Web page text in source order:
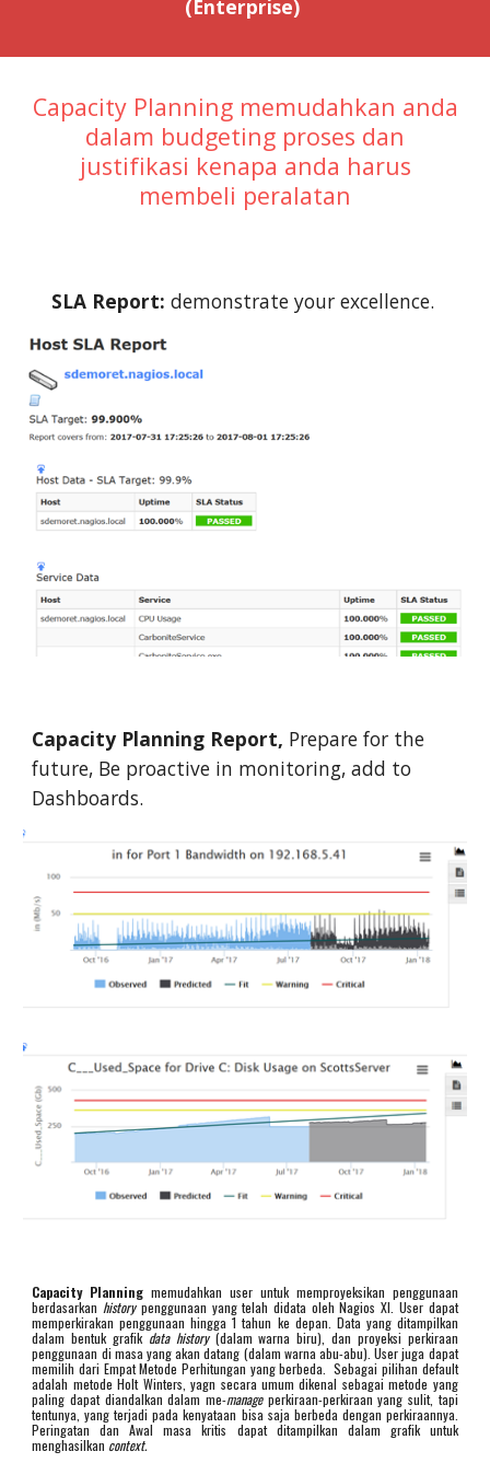
(Enterprise)
Capacity Planning memudahkan anda
dalam budgeting proses dan
justifikasi kenapa anda harus
membeli peralatan
SLA Report: demonstrate your excellence.
Capacity Planning Report, Prepare for the
future, Be proactive in monitoring, add to
Dashboards.
Capacity Planning memudahkan user untuk memproyeksikan penggunaan
berdasarkan historypenggunaan yang telah didata oleh Nagios XI. User dapat
memperkirakan penggunaan hingga 1 tahun ke depan. Data yang ditampilkan
dalam bentuk grafik data history (dalam warna biru), dan proyeksi perkiraan
penggunaan di masa yang akan datang (dalam warna abu-abu). User juga dapat
memilih dari Empat Metode Perhitungan yang berbeda. Sebagai pilihan default
adalah metode Holt Winters, yagn secara umum dikenal sebagai metode yang
paling dapat diandalkan dalam me-manageperkiraan-perkiraan yang sulit, tapi
tentunya, yang terjadi pada kenyataan bisa saja berbeda dengan perkiraannya.
Peringatan dan Awal masa kritis dapat ditampilkan dalam grafik untuk
menghasilkan context.